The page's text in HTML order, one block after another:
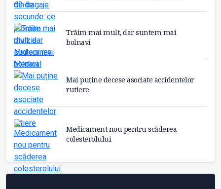
Trăim mai mult, dar suntem mai
bolnavi
Mai puține decese asociate accidentelor
rutiere
Medicament nou pentru scăderea
colesterolului